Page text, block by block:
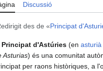
Discussió
des de «Principat
Principat d'Astúries (en asturià
Asturias) és una comunitat
per raons històriques, a